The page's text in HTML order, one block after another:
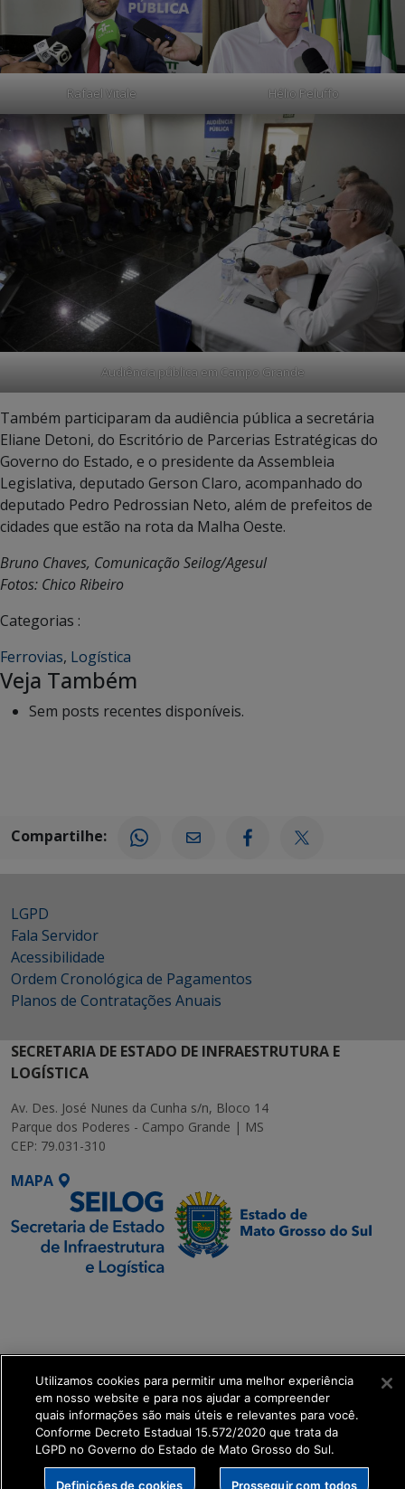
Rafael Vitale Hélio Peluffo
Audiência pública em Campo Grande
Também participaram da audiência pública a secretária
Eliane Detoni, do Escritório de Parcerias Estratégicas do
Governo do Estado, e o presidente da Assembleia
Legislativa, deputado Gerson Claro, acompanhado do
deputado Pedro Pedrossian Neto, além de prefeitos de
cidades que estão na rota da Malha Oeste.
Bruno Chaves, Comunicação Seilog/Agesul
Fotos: Chico Ribeiro
Categorias :
Ferrovias, Logística
Veja Também
Sem posts recentes disponíveis.
Compartilhe:
LGPD
Fala Servidor
Acessibilidade
Ordem Cronológica de Pagamentos
Planos de Contratações Anuais
SECRETARIA DE ESTADO DE INFRAESTRUTURA E
LOGÍSTICA
Av. Des. José Nunes da Cunha s/n, Bloco 14
Parque dos Poderes - Campo Grande | MS
CEP: 79.031-310
MAPA
get_footer();
Utilizamos cookies para permitir uma melhor experiência
em nosso website e para nos ajudar a compreender
quais informações são mais úteis e relevantes para você.
Conforme Decreto Estadual 15.572/2020 que trata da
LGPD no Governo do Estado de Mato Grosso do Sul.
Definições de cookies Prosseguir com todos